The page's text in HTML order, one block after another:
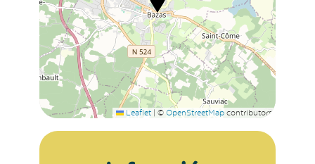
Leaflet | © OpenStreetMap contributors